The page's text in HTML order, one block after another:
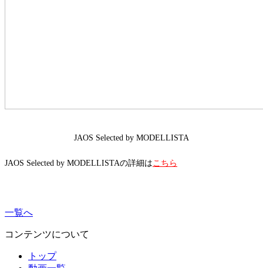
JAOS Selected by MODELLISTA
JAOS Selected by MODELLISTAの詳細は こちら
一覧へ
コンテンツについて
トップ